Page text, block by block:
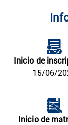
Inicio de
15/06/
Inicio de